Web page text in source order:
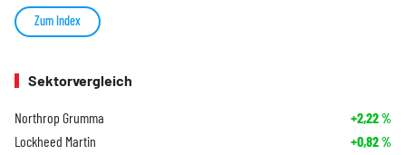
Zum Index
Sektorvergleich
Northrop Grumma +2,22%
Lockheed Martin +0,82%